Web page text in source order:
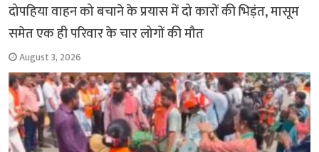
दोपहिया वाहन को बचाने के प्रयास में दो कारों की भिड़ंत, मासूम
समेत एक ही परिवार के चार लोगों की मौत
August 3, 2026